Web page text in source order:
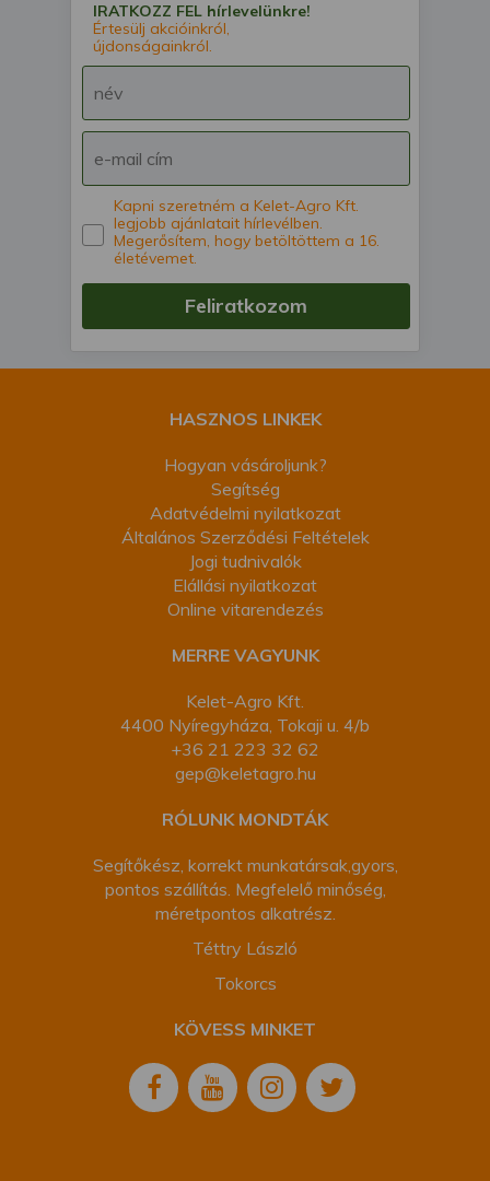
IRATKOZZ FEL hírlevelünkre!
Értesülj akcióinkról,
újdonságainkról.
Kapni szeretném a Kelet-Agro Kft.
legjobb ajánlatait hírlevélben.
Megerősítem, hogy betöltöttem a 16.
életévemet.
Feliratkozom
HASZNOS LINKEK
Hogyan vásároljunk?
Segítség
Adatvédelmi nyilatkozat
Általános Szerződési Feltételek
Jogi tudnivalók
Elállási nyilatkozat
Online vitarendezés
MERRE VAGYUNK
Kelet-Agro Kft.
4400 Nyíregyháza, Tokaji u. 4/b
+36 21 223 32 62
gep@keletagro.hu
RÓLUNK MONDTÁK
Segítőkész, korrekt munkatársak,gyors,
pontos szállítás. Megfelelő minőség,
méretpontos alkatrész.
Téttry László
Tokorcs
KÖVESS MINKET